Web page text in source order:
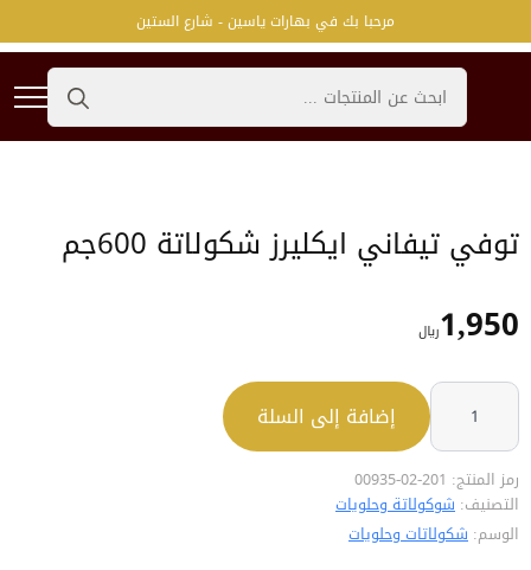
مرحبا بك في بهارات ياسين - شارع الستين
Search
for:
توفي تيفاني ايكليرز شكولاتة 600جم
1,950﷼
كمية
تيفاني
شكولاتة
إضافة إلى السلة
رمز المنتج: 201-02-00935
التصنيف: شوكولاتة وحلويات
الوسم: شكولاتات وحلويات